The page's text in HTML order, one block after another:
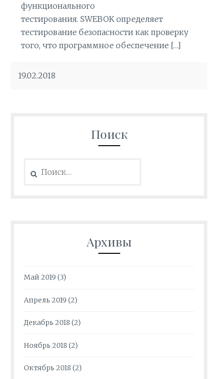
функционального
тестирования. SWEBOK определяет
тестирование безопасности как проверку
того, что программное обеспечение […]
19.02.2018
Поиск
Архивы
Май 2019 (3)
Апрель 2019 (2)
Декабрь 2018 (2)
Ноябрь 2018 (2)
Октябрь 2018 (2)